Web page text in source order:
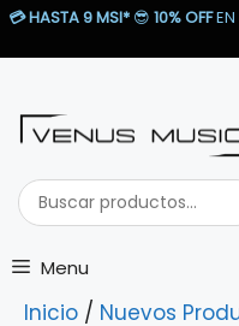
Saltar
💳HASTA 9 MSI* 😎 10% OFF
Buscar
productos...
Menu
Inicio / Nuevos